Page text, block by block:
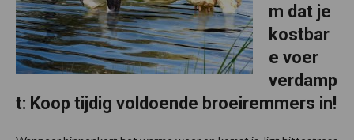
m dat je
kostbar
e voer
verdamp
t: Koop tijdig voldoende broeiremmers in!